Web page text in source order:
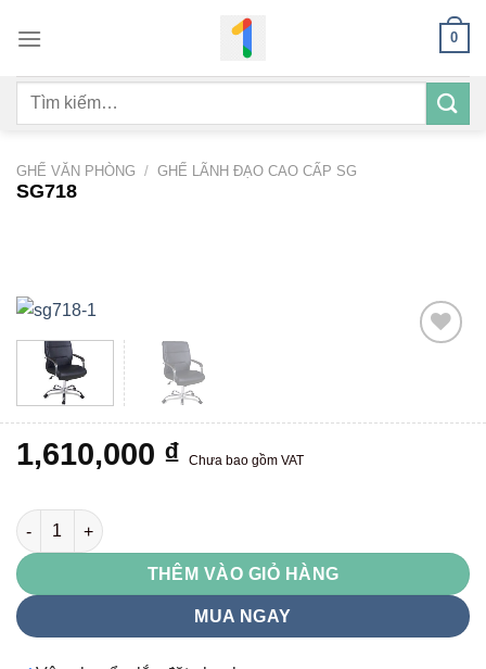
qua
dung
0
Tìm
GHẾ VĂN PHÒNG / GHẾ LÃNH ĐẠO CAO CẤP SG
SG718
wishlist
1,610,000 ₫ Chưa bao gồm VAT
SG718 số lượng
THÊM VÀO GIỎ HÀNG
MUA NGAY